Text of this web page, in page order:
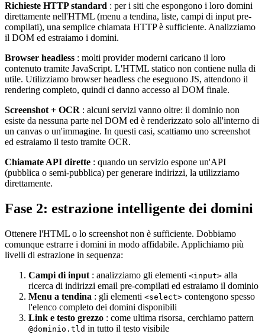
Richieste HTTP standard : per i siti che espongono i loro domini
direttamente nell'HTML (menu a tendina, liste, campi di input pre-
compilati), una semplice chiamata HTTP è sufficiente. Analizziamo
il DOM ed estraiamo i domini.
Browser headless : molti provider moderni caricano il loro
contenuto tramite JavaScript. L'HTML statico non contiene nulla di
utile. Utilizziamo browser headless che eseguono JS, attendono il
rendering completo, quindi ci danno accesso al DOM finale.
Screenshot + OCR : alcuni servizi vanno oltre: il dominio non
esiste da nessuna parte nel DOM ed è renderizzato solo all'interno di
un canvas o un'immagine. In questi casi, scattiamo uno screenshot
ed estraiamo il testo tramite OCR.
Chiamate API dirette : quando un servizio espone un'API
(pubblica o semi-pubblica) per generare indirizzi, la utilizziamo
direttamente.
Fase 2: estrazione intelligente dei domini
Ottenere l'HTML o lo screenshot non è sufficiente. Dobbiamo
comunque estrarre i domini in modo affidabile. Applichiamo più
livelli di estrazione in sequenza:
Campi di input : analizziamo gli elementi <input> alla
ricerca di indirizzi email pre-compilati ed estraiamo il dominio
Menu a tendina : gli elementi <select> contengono spesso
l'elenco completo dei domini disponibili
Link e testo grezzo : come ultima risorsa, cerchiamo pattern
@dominio.tld in tutto il testo visibile